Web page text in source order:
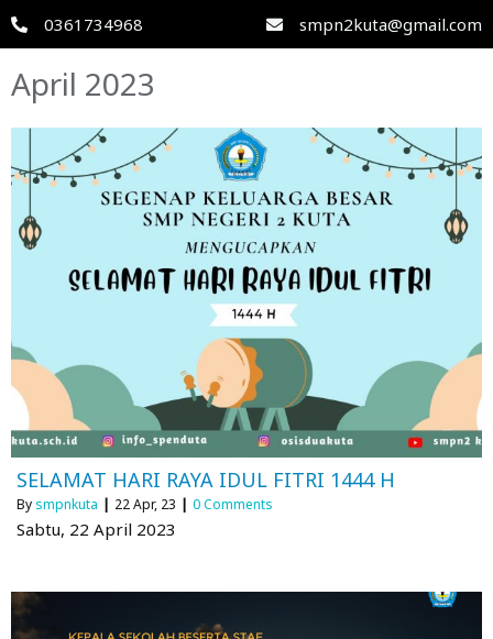
0361734968 smpn2kuta@gmail.com
April 2023
SELAMAT HARI RAYA IDUL FITRI 1444 H
By smpnkuta | 22Apr, 23 | 0 Comments
Sabtu, 22 April 2023